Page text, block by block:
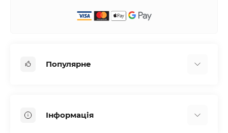
Популярне
Аксесуари та насадки
Інформація